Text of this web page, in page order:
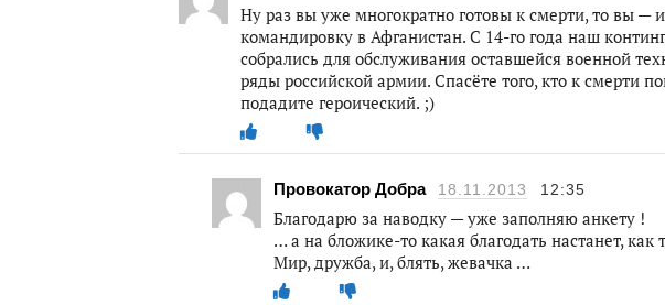
Ну раз вы уже многократно готовы к смерти, то вы —
командировку в Афганистан. С 14-го года наш
собрались для обслуживания оставшейся военной
ряды российской армии. Спасёте того, кто к смерти
подадите героический. ;)
Провокатор Добра 18.11.2013 12:35
Благодарю за наводку — уже заполняю анкету !
… а на бложике-то какая благодать настанет,
Мир, дружба, и, блять, жевачка …